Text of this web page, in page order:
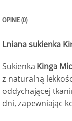
OPINIE (0)
Lniana sukienka
Sukienka Kinga
z naturalną
oddychającej
dni, zapewniając